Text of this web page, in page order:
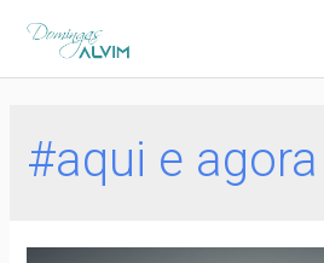
#aqui e agora